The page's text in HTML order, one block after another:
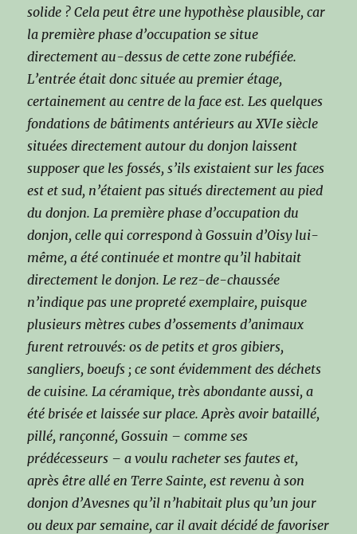
solide ? Cela peut être une hypothèse plausible, car
la première phase d’occupation se situe
directement au-dessus de cette zone rubéfiée.
L’entrée était donc située au premier étage,
certainement au centre de la face est. Les quelques
fondations de bâtiments antérieurs au XVIe siècle
situées directement autour du donjon laissent
supposer que les fossés, s’ils existaient sur les faces
est et sud, n’étaient pas situés directement au pied
du donjon. La première phase d’occupation du
donjon, celle qui correspond à Gossuin d’Oisy lui-
même, a été continuée et montre qu’il habitait
directement le donjon. Le rez-de-chaussée
n’indique pas une propreté exemplaire, puisque
plusieurs mètres cubes d’ossements d’animaux
furent retrouvés: os de petits et gros gibiers,
sangliers, boeufs ; ce sont évidemment des déchets
de cuisine. La céramique, très abondante aussi, a
été brisée et laissée sur place. Après avoir bataillé,
pillé, rançonné, Gossuin – comme ses
prédécesseurs – a voulu racheter ses fautes et,
après être allé en Terre Sainte, est revenu à son
donjon d’Avesnes qu’il n’habitait plus qu’un jour
ou deux par semaine, car il avait décidé de favoriser